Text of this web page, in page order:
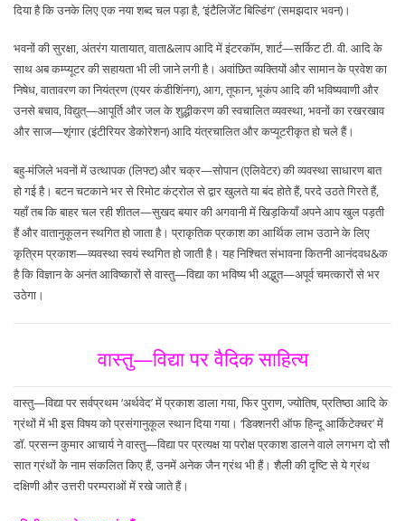
दिया है कि उनके लिए एक नया शब्द चल पड़ा है, ‘इंटैलिजेंट बिल्डिंग’ (समझदार भवन)।
भवनों की सुरक्षा, अंतरंग यातायात, वाता&लाप आदि में इंटरकॉम, शार्ट—सर्किट टी. वी. आदि के
साथ अब कम्प्यूटर की सहायता भी ली जाने लगी है। अवांछित व्यक्तियों और सामान के प्रवेश का
निषेध, वातावरण का नियंत्रण (एयर कंडीशिंनग), आग, तूफान, भूकंप आदि की भविष्यवाणी और
उनसे बचाव, विद्युत्—आपूर्ति और जल के शुद्धीकरण की स्वचालित व्यवस्था, भवनों का रखरखाव
और साज—शृंगार (इंटीरियर डेकोरेशन) आदि यंत्रचालित और कप्यूटरीकृत हो चले हैं।
बहु-मंजिले भवनों में उत्थापक (लिफ्ट) और चक्र—सोपान (एलिवेटर) की व्यवस्था साधारण बात
हो गई है। बटन चटकाने भर से रिमोट कंट्रोल से द्वार खुलते या बंद होते हैं, परदे उठते गिरते हैं,
यहाँ तब कि बाहर चल रही शीतल—सुखद बयार की अगवानी में खिड़कियाँ अपने आप खुल पड़ती
हैं और वातानुकूलन स्थगित हो जाता है। प्राकृतिक प्रकाश का आर्थिक लाभ उठाने के लिए
कृत्रिम प्रकाश—व्यवस्था स्वयं स्थगित हो जाती है। यह निश्चित संभावना कितनी आनंदवध&क
है कि विज्ञान के अनंत आविष्कारों से वास्तु—विद्या का भविष्य भी अद्भुत—अपूर्व चमत्कारों से भर
उठेगा।
वास्तु—विद्या पर वैदिक साहित्य
वास्तु—विद्या पर सर्वप्रथम ‘अर्थवेद’ में प्रकाश डाला गया, फिर पुराण, ज्योतिष, प्रतिष्ठा आदि के
ग्रंथों में भी इस विषय को प्रसंगानुकूल स्थान दिया गया। ‘डिक्शनरी ऑफ हिन्दू आर्किटेक्चर’ में
डॉ. प्रसन्न कुमार आचार्य ने वास्तु—विद्या पर प्रत्यक्ष या परोक्ष प्रकाश डालने वाले लगभग दो सौ
सात ग्रंथों के नाम संकलित किए हैं, उनमें अनेक जैन ग्रंथ भी हैं। शैली की दृष्टि से ये ग्रंथ
दक्षिणी और उत्तरी परम्पराओं में रखे जाते हैं।